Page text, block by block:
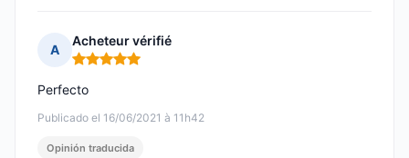
A
Acheteur vérifié
Nota: 5 de 5
Publicado el 16/06/2021 à 11h42
Perfecto
Opinión traducida